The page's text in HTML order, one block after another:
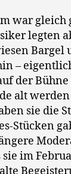
war gleich
legten
Bargel
–
der Bühne
alt
sie die
Stücken
sie im